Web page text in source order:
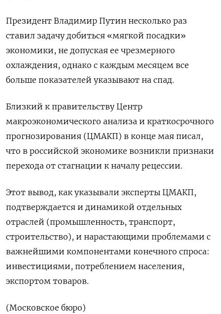
Президент Владимир Путин несколько раз
ставил задачу добиться «мягкой посадки»
экономики, не допуская ее чрезмерного
охлаждения, однако с каждым месяцем все
больше показателей указывают на спад.
Близкий к правительству Центр
макроэкономического анализа и краткосрочного
прогнозирования (ЦМАКП) в конце мая писал,
что в российской экономике возникли признаки
перехода от стагнации к началу рецессии.
Этот вывод, как указывали эксперты ЦМАКП,
подтверждается и динамикой отдельных
отраслей (промышленность, транспорт,
строительство), и нарастающими проблемами с
важнейшими компонентами конечного спроса:
инвестициями, потреблением населения,
экспортом товаров.
(Московское бюро)